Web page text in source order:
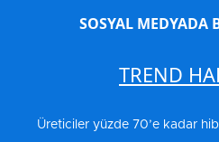
SOSYAL MEDYADA
TREND
Üreticiler yüzde 70’e kadar